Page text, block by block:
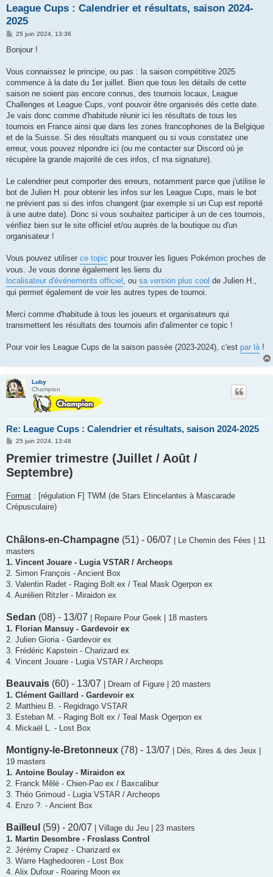
League Cups : Calendrier et résultats, saison 2024-
2025
M
s
g
25 juin 2024, 13:36
Bonjour !
Vous connaissez le principe, ou pas : la saison compétitive 2025
commence à la date du 1er juillet. Bien que tous les détails de cette
saison ne soient pas encore connus, des tournois locaux, League
Challenges et League Cups, vont pouvoir être organisés dès cette date.
Je vais donc comme d'habitude réunir ici les résultats de tous les
tournois en France ainsi que dans les zones francophones de la Belgique
et de la Suisse. Si des résultats manquent ou si vous constatez une
erreur, vous pouvez répondre ici (ou me contacter sur Discord où je
récupère la grande majorité de ces infos, cf ma signature).
Le calendrier peut comporter des erreurs, notamment parce que j'utilise le
bot de Julien H. pour obtenir les infos sur les League Cups, mais le bot
ne prévient pas si des infos changent (par exemple si un Cup est reporté
à une autre date). Donc si vous souhaitez participer à un de ces tournois,
vérifiez bien sur le site officiel et/ou auprès de la boutique ou d'un
organisateur !
Vous pouvez utiliser ce topic pour trouver les ligues Pokémon proches de
vous. Je vous donne également les liens du
localisateur d'événements officiel , ou sa version plus cool de Julien H.,
qui permet également de voir les autres types de tournoi.
Merci comme d'habitude à tous les joueurs et organisateurs qui
transmettent les résultats des tournois afin d'alimenter ce topic !
Pour voir les League Cups de la saison passée (2023-2024), c'est par là!
Luby
Champion
Re: League Cups : Calendrier et résultats, saison 2024-2025
M
s
s
a
g
25 juin 2024, 13:48
Premier trimestre (Juillet / Août /
Septembre)
Format : [régulation F] TWM (de Stars Etincelantes à Mascarade
Crépusculaire)
Châlons-en-Champagne (51) - 06/07 | Le Chemin des Fées | 11
masters
1. Vincent Jouare - Lugia VSTAR / Archeops
2. Simon François - Ancient Box
3. Valentin Radet - Raging Bolt ex / Teal Mask Ogerpon ex
4. Aurélien Ritzler - Miraidon ex
Sedan (08) - 13/07 | Repaire Pour Geek | 18 masters
1. Florian Mansuy - Gardevoir ex
2. Julien Gioria - Gardevoir ex
3. Frédéric Kapstein - Charizard ex
4. Vincent Jouare - Lugia VSTAR / Archeops
Beauvais (60) - 13/07 | Dream of Figure | 20 masters
1. Clément Gaillard - Gardevoir ex
2. Matthieu B. - Regidrago VSTAR
3. Esteban M. - Raging Bolt ex / Teal Mask Ogerpon ex
4. Mickaël L. - Lost Box
Montigny-le-Bretonneux (78) - 13/07 | Dés, Rires & des Jeux |
19 masters
1. Antoine Boulay - Miraidon ex
2. Franck Mêlé - Chien-Pao ex / Baxcalibur
3. Théo Grimoud - Lugia VSTAR / Archeops
4. Enzo ?. - Ancient Box
Bailleul (59) - 20/07 | Village du Jeu | 23 masters
1. Martin Desombre - Froslass Control
2. Jérémy Crapez - Charizard ex
3. Warre Haghedooren - Lost Box
4. Alix Dufour - Roaring Moon ex